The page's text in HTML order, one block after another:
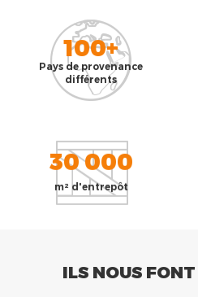
100+
Pays de provenance
différents
30 000
m² d'entrepôt
ILS NOUS